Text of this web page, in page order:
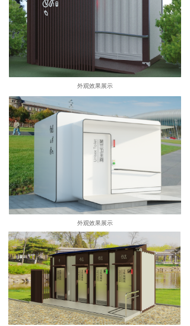
外观效果展示
外观效果展示